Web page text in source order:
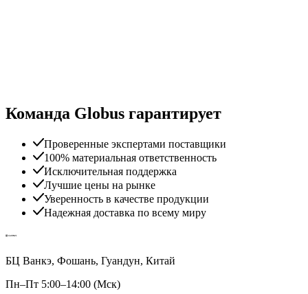
Команда Globus гарантирует
Проверенные экспертами поставщики
100% материальная ответственность
Исключительная поддержка
Лучшие цены на рынке
Уверенность в качестве продукции
Надежная доставка по всему миру
БЦ Ванкэ, Фошань, Гуандун, Китай
Пн–Пт 5:00–14:00 (Мск)